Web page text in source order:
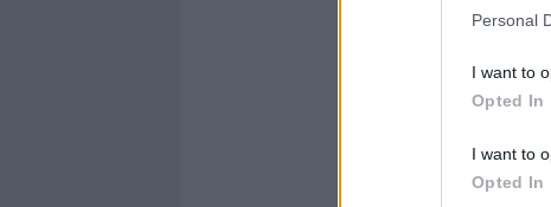
Personal
I want to
Opted In
I want to
Opted In